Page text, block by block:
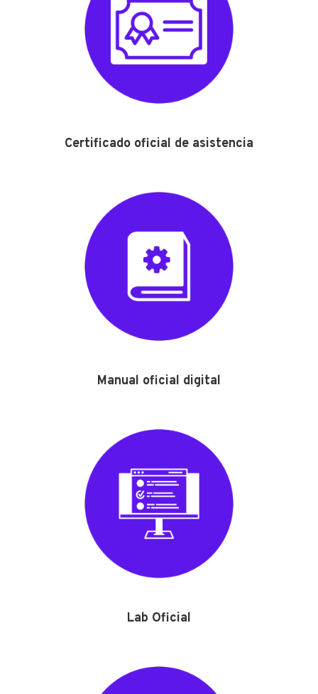
Certificado oficial de asistencia
Manual oficial digital
Lab Oficial